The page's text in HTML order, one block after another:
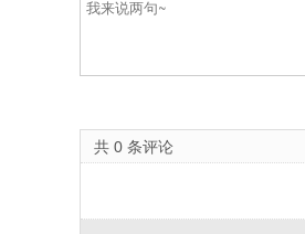
共 0 条评论